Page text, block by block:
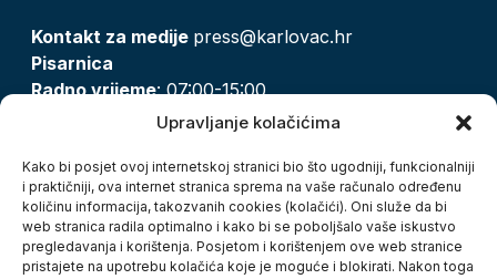
Upravljanje kolačićima
Kako bi posjet ovoj internetskoj stranici bio što ugodniji, funkcionalniji
i praktičniji, ova internet stranica sprema na vaše računalo određenu
količinu informacija, takozvanih cookies (kolačići). Oni služe da bi
web stranica radila optimalno i kako bi se poboljšalo vaše iskustvo
pregledavanja i korištenja. Posjetom i korištenjem ove web stranice
pristajete na upotrebu kolačića koje je moguće i blokirati. Nakon toga
Kontakt za medije press@karlovac.hr
Pisarnica
Radno vrijeme: 07:00-15:00
pisarnica@karlovac.hr
Zaštita osobnih podataka
Pristup informacijama